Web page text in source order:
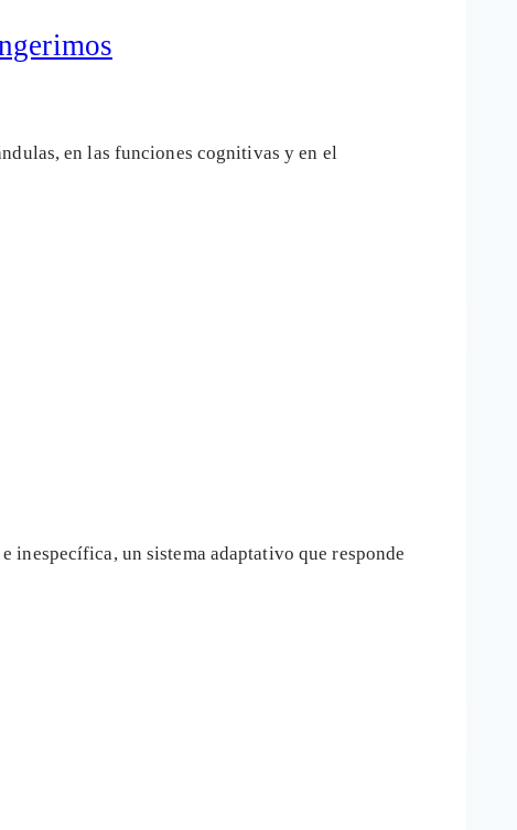
en las funciones cognitivas y en el
inespecífica, un sistema adaptativo que responde